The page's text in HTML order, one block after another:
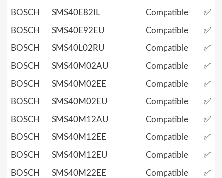
BOSCH SMS40E82IL Compatible ✅
BOSCH SMS40E92EU Compatible ✅
BOSCH SMS40L02RU Compatible ✅
BOSCH SMS40M02AU Compatible ✅
BOSCH SMS40M02EE Compatible ✅
BOSCH SMS40M02EU Compatible ✅
BOSCH SMS40M12AU Compatible ✅
BOSCH SMS40M12EE Compatible ✅
BOSCH SMS40M12EU Compatible ✅
BOSCH SMS40M22EE Compatible ✅